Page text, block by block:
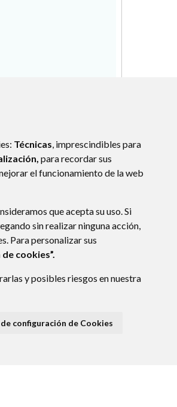
Técnicas, imprescindibles para
para recordar sus
el funcionamiento de la web
que acepta su uso. Si
sin realizar ninguna acción,
Para personalizar sus
cookies”.
y posibles riesgos en nuestra
de configuración de Cookies